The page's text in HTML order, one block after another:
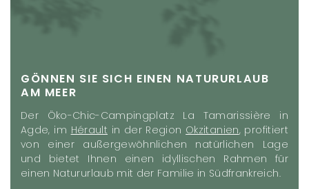
GÖNNEN SIE SICH EINEN NATURURLAUB
AM MEER
Der Öko-Chic-Campingplatz La Tamarissière in
Agde, im Hérault in der Region Okzitanien, profitiert
von einer außergewöhnlichen natürlichen Lage
und bietet Ihnen einen idyllischen Rahmen für
einen Natururlaub mit der Familie in Südfrankreich.